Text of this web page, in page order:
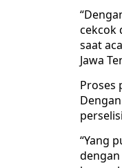
cekcok
saat
Jawa
Proses
“Yang